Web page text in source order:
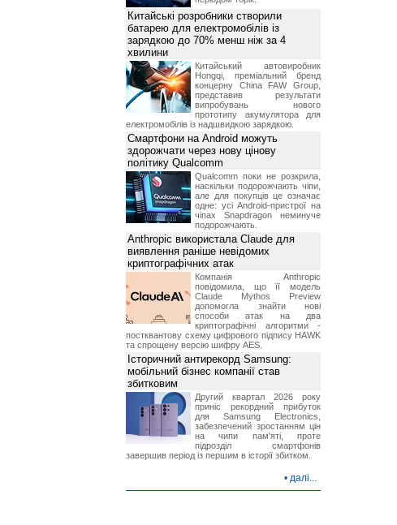
Китайські розробники створили
батарею для електромобілів із
зарядкою до 70% менш ніж за 4
хвилини
Китайський автовиробник
Hongqi, преміальний бренд
концерну China FAW Group,
представив результати
випробувань нового
прототипу акумулятора для
електромобілів із надшвидкою зарядкою.
Смартфони на Android можуть
здорожчати через нову цінову
політику Qualcomm
Qualcomm поки не розкрила,
наскільки подорожчають чіпи,
але для покупців це означає
одне: усі Android-пристрої на
чіпах Snapdragon неминуче
подорожчають.
Anthropic використала Claude для
виявлення раніше невідомих
криптографічних атак
Компанія Anthropic
повідомила, що її модель
Claude Mythos Preview
допомогла знайти нові
способи атак на два
криптографічні алгоритми -
постквантову схему цифрового підпису HAWK
та спрощену версію шифру AES.
Історичний антирекорд Samsung:
мобільний бізнес компанії став
збитковим
Другий квартал 2026 року
приніс рекордний прибуток
для Samsung Electronics,
забезпечений зростанням цін
на чипи пам'яті, проте
підрозділ смартфонів
завершив період із першим в історії збитком.
• далі...